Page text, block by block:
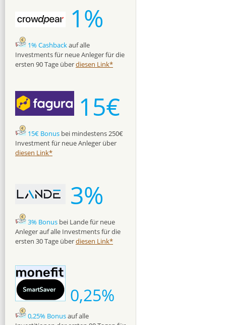
1%
1% Cashbackauf alle
Investments für neue Anleger für die
ersten 90 Tage überdiesen Link*
15€
15€ Bonus bei mindestens 250€
Investment für neue Anleger über
diesen Link*
3%
3% Bonus bei Lande für neue
Anleger auf alle Investments für die
ersten 30 Tage überdiesen Link*
0,25%
0,25% Bonusauf alle